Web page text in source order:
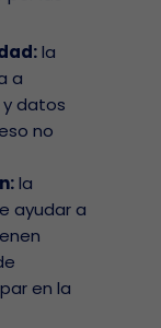
la
a
datos
no
la
ayudar a
en la